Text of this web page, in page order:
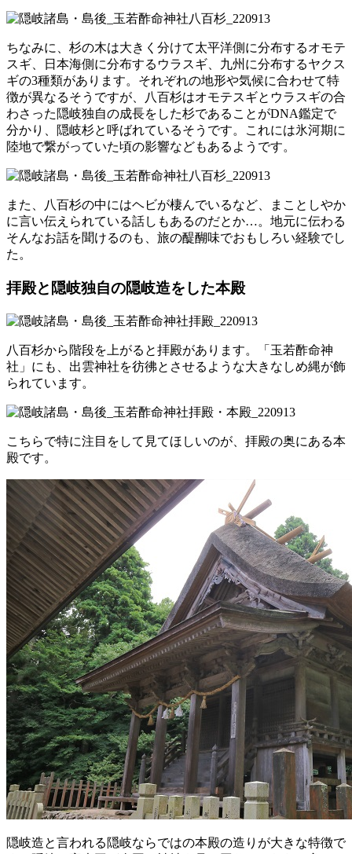
ちなみに、杉の木は大きく分けて太平洋側に分布するオモテ
スギ、日本海側に分布するウラスギ、九州に分布するヤクス
ギの3種類があります。それぞれの地形や気候に合わせて特
徴が異なるそうですが、八百杉はオモテスギとウラスギの合
わさった隠岐独自の成長をした杉であることがDNA鑑定で
分かり、隠岐杉と呼ばれているそうです。これには氷河期に
陸地で繋がっていた頃の影響などもあるようです。
また、八百杉の中にはヘビが棲んでいるなど、まことしやか
に言い伝えられている話しもあるのだとか…。地元に伝わる
そんなお話を聞けるのも、旅の醍醐味でおもしろい経験でし
た。
拝殿と隠岐独自の隠岐造をした本殿
八百杉から階段を上がると拝殿があります。「玉若酢命神
社」にも、出雲神社を彷彿とさせるような大きなしめ縄が飾
られています。
こちらで特に注目をして見てほしいのが、拝殿の奥にある本
殿です。
隠岐造と言われる隠岐ならではの本殿の造りが大きな特徴で